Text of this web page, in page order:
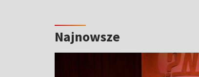
Najnowsze